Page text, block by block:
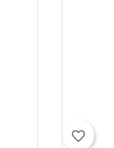
favorite_border